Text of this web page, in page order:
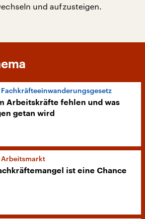
und aufzusteigen.
Fachkräfteeinwanderungsgesetz
Arbeitskräfte fehlen und was
getan wird
Arbeitsmarkt
ist eine Chance